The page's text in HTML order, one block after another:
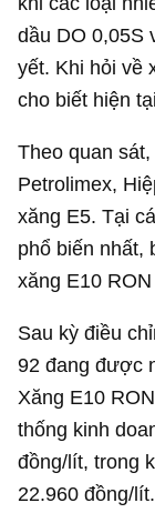
dầu DO 0,05S
yết. Khi hỏi về
cho biết hiện
Theo quan
Petrolimex,
xăng E5. Tại
phổ biến nhất,
xăng E10 RON
Sau kỳ điều
92 đang được
Xăng E10
thống kinh
đồng/lít, trong
22.960 đồng/